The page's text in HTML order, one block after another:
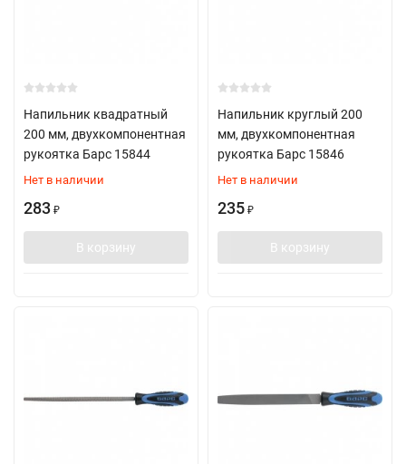
Напильник квадратный
200 мм, двухкомпонентная
рукоятка Барс 15844
Нет в наличии
283 ₽
В корзину
Напильник круглый 200
мм, двухкомпонентная
рукоятка Барс 15846
Нет в наличии
235 ₽
В корзину